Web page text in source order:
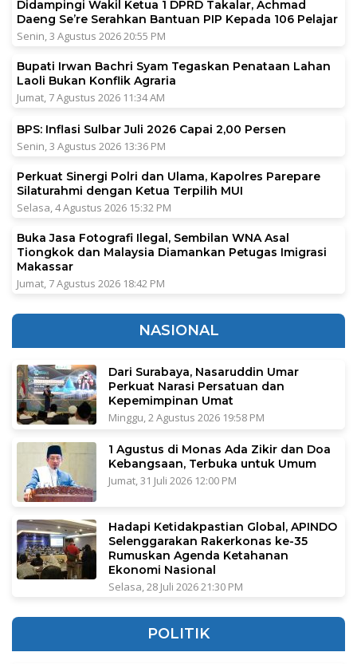
Didampingi Wakil Ketua 1 DPRD Takalar, Achmad
Daeng Se’re Serahkan Bantuan PIP Kepada 106 Pelajar
Senin, 3 Agustus 2026 20:55 PM
Bupati Irwan Bachri Syam Tegaskan Penataan Lahan
Laoli Bukan Konflik Agraria
Jumat, 7 Agustus 2026 11:34 AM
BPS: Inflasi Sulbar Juli 2026 Capai 2,00 Persen
Senin, 3 Agustus 2026 13:36 PM
Perkuat Sinergi Polri dan Ulama, Kapolres Parepare
Silaturahmi dengan Ketua Terpilih MUI
Selasa, 4 Agustus 2026 15:32 PM
Buka Jasa Fotografi Ilegal, Sembilan WNA Asal
Tiongkok dan Malaysia Diamankan Petugas Imigrasi
Makassar
Jumat, 7 Agustus 2026 18:42 PM
NASIONAL
Dari Surabaya, Nasaruddin Umar
Perkuat Narasi Persatuan dan
Kepemimpinan Umat
Minggu, 2 Agustus 2026 19:58 PM
1 Agustus di Monas Ada Zikir dan Doa
Kebangsaan, Terbuka untuk Umum
Jumat, 31 Juli 2026 12:00 PM
Hadapi Ketidakpastian Global, APINDO
Selenggarakan Rakerkonas ke-35
Rumuskan Agenda Ketahanan
Ekonomi Nasional
Selasa, 28 Juli 2026 21:30 PM
POLITIK